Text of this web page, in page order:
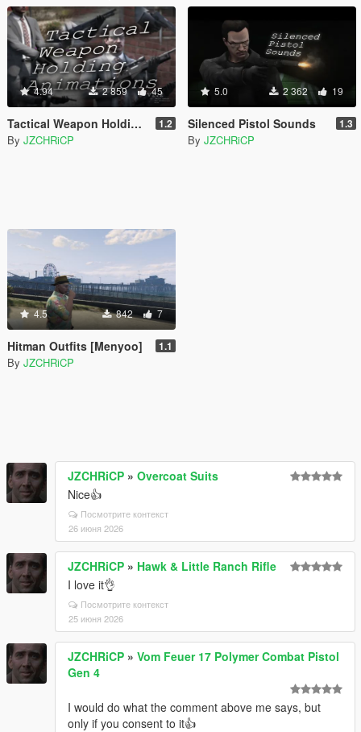
4.94 2 859 45
Tactical Weapon Holding Animations 1.2
By JZCHRiCP
5.0 2 362 19
Silenced Pistol Sounds 1.3
By JZCHRiCP
4.5 842 7
Hitman Outfits [Menyoo] 1.1
By JZCHRiCP
JZCHRiCP » Overcoat Suits
Nice👍
Посмотрите контекст
26 июня 2026
JZCHRiCP » Hawk & Little Ranch Rifle
I love it👌
Посмотрите контекст
25 июня 2026
JZCHRiCP » Vom Feuer 17 Polymer Combat Pistol
Gen 4
I would do what the comment above me says, but
only if you consent to it👍